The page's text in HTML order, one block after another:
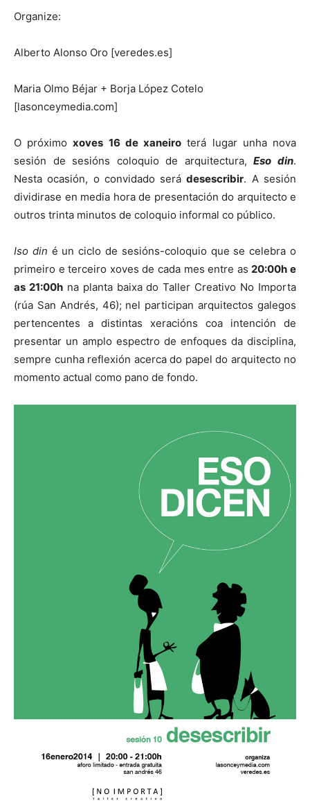
Organize:
Alberto Alonso Oro [veredes.es]
Maria Olmo Béjar + Borja López Cotelo
[lasonceymedia.com]
O próximoxoves 16 de xaneiro terá lugar unha nova
sesión de sesións coloquio de arquitectura,Eso din.
Nesta ocasión, o convidado serádesescribir. A sesión
dividirase en media hora de presentación do arquitecto e
outros trinta minutos de coloquio informal co público.
Iso din é un ciclo de sesións-coloquio que se celebra o
primeiro e terceiro xoves de cada mes entre as20:00h e
as 21:00hna planta baixa do Taller Creativo No Importa
(rúa San Andrés, 46); nel participan arquitectos galegos
pertencentes a distintas xeracións coa intención de
presentar un amplo espectro de enfoques da disciplina,
sempre cunha reflexión acerca do papel do arquitecto no
momento actual como pano de fondo.